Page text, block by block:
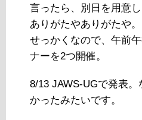
言ったら、別日を用意し
ありがたやありがたや。
せっかくなので、午前
ナーを2つ開催。
8/13 JAWS-UGで発表
かったみたいです。